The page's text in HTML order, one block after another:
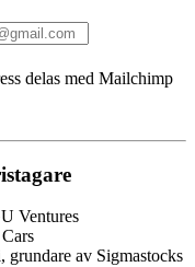
delas med Mailchimp
Ventures
grundare av Sigmastocks